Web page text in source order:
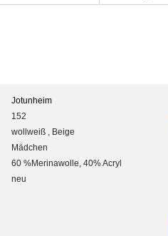
Jotunheim
152
wollweiß , Beige
Mädchen
60 %Merinawolle, 40% Acryl
neu